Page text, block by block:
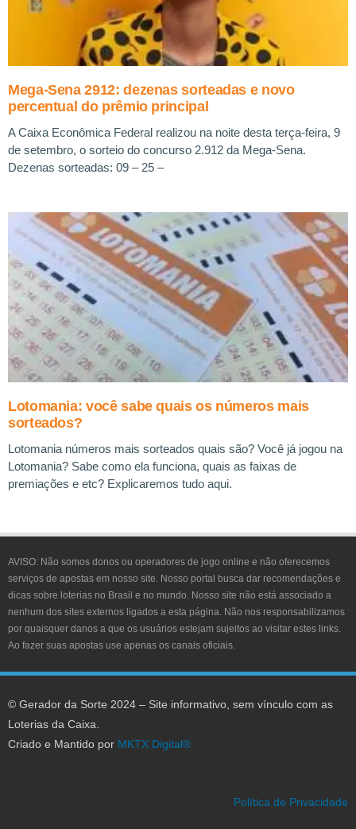
Mega-Sena 2912: dezenas sorteadas e novo
percentual do prêmio principal
A Caixa Econômica Federal realizou na noite desta terça-feira, 9
de setembro, o sorteio do concurso 2.912 da Mega-Sena.
Dezenas sorteadas: 09 – 25 –
Lotomania: você sabe quais os números mais
sorteados?
Lotomania números mais sorteados quais são? Você já jogou na
Lotomania? Sabe como ela funciona, quais as faixas de
premiações e etc? Explicaremos tudo aqui.
AVISO: Não somos donos ou operadores de jogo online e não oferecemos
serviços de apostas em nosso site. Nosso portal busca dar recomendações e
dicas sobre loterias no Brasil e no mundo. Nosso site não está associado a
nenhum dos sites externos ligados a esta página. Não nos responsabilizamos
por quaisquer danos a que os usuários estejam sujeitos ao visitar estes links.
Ao fazer suas apostas use apenas os canais oficiais.
© Gerador da Sorte 2024 – Site informativo, sem vínculo com as
Loterias da Caixa.
Criado e Mantido por MKTX Digital®
Política de Privacidade